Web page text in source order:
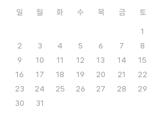
일 월 화 수 목 금 토
1
2
3 4 5 6 7
8
9
10 11 12 13 14
15
16
17 18 19 20 21
22
23
24 25 26 27 28
29
30
31